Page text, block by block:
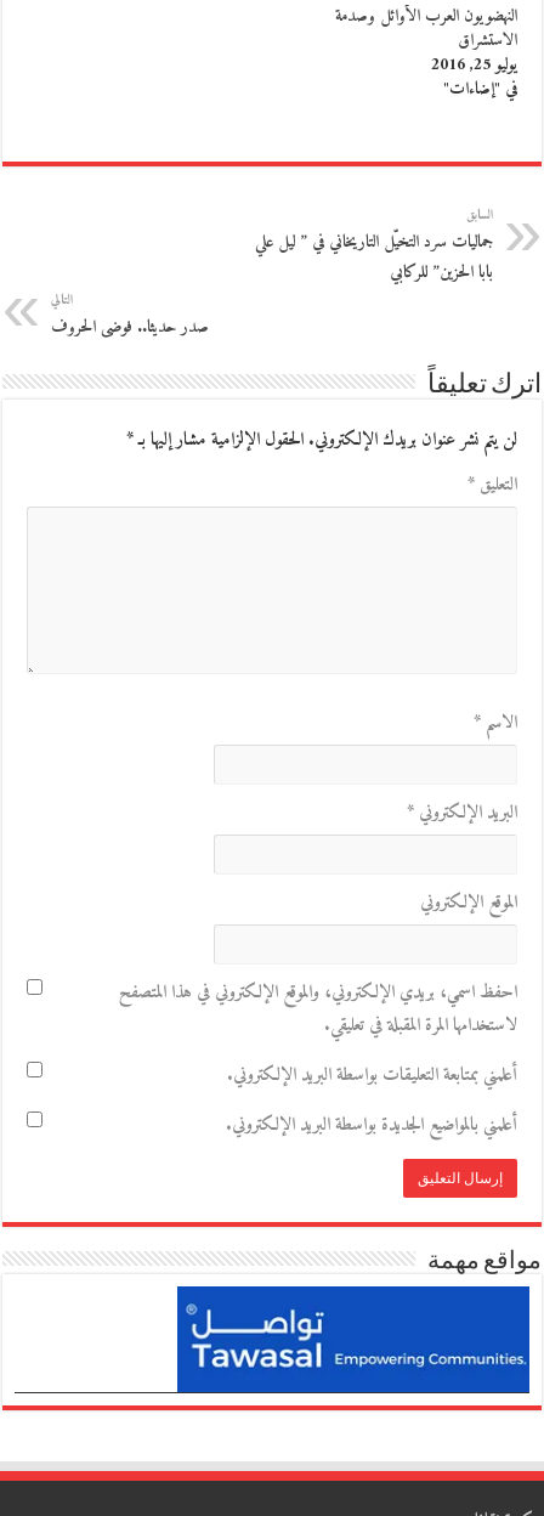
النهضويون العرب الأوائل وصدمة
الاستشراق
يوليو 25, 2016
في "إضاءات"
السابق
جماليات سرد التخيّل التاريخاني في ” ليل علي
بابا الحزين” للركابي
التالي
صدر حديثا.. فوضى الحروف
اترك تعليقاً
لن يتم نشر عنوان بريدك الإلكتروني.الحقول الإلزامية مشار إليها بـ*
التعليق*
الاسم*
البريد الإلكتروني*
الموقع الإلكتروني
احفظ اسمي، بريدي الإلكتروني، والموقع الإلكتروني في هذا المتصفح
لاستخدامها المرة المقبلة في تعليقي.
أعلمني بمتابعة التعليقات بواسطة البريد الإلكتروني.
أعلمني بالمواضيع الجديدة بواسطة البريد الإلكتروني.
مواقع مهمة